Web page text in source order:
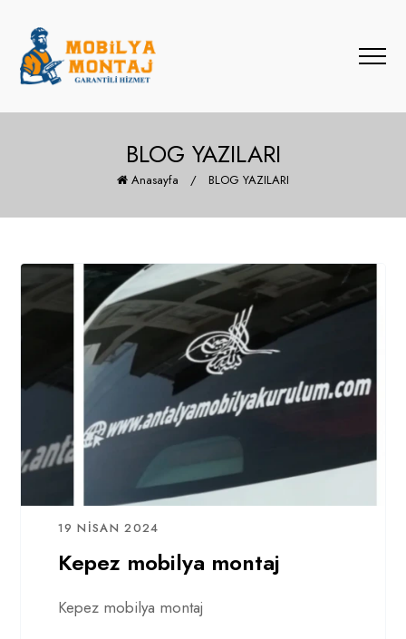
BLOG YAZILARI
Anasayfa / BLOG YAZILARI
19 NISAN 2024
Kepez mobilya montaj
Kepez mobilya montaj